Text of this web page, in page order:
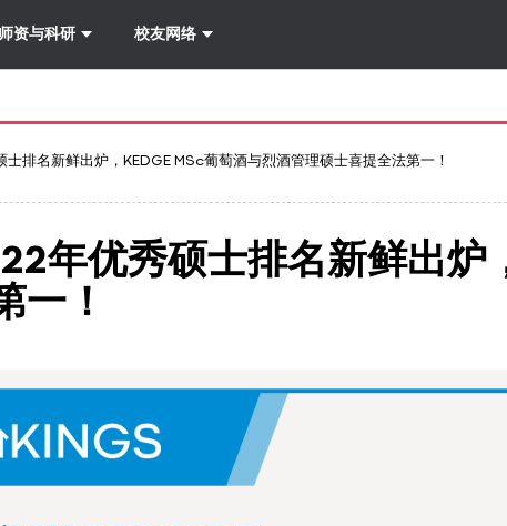
师资与科研 校友网络
排名新鲜出炉，KEDGE MSc葡萄酒与烈酒管理硕士喜提全法第一！
年优秀硕士排名新鲜出炉
一！